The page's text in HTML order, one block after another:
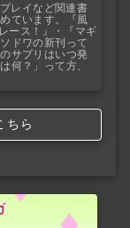
レイなど関連書
ています。『風
ース！』・『マギ
ドワの新刊って
サプリはいつ発
何？」って方、
ちら